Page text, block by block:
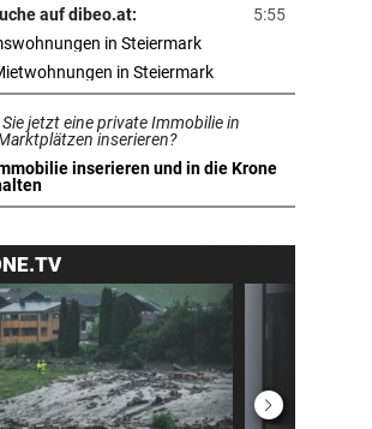
Opfer vermutet
WESTEUROPA vor einer Stunde
war es noch nie! Vier
seit Mai
vor einer Stunde
Nach „Maulkorb“ die Show
NACH PLEITE: vor einer Stunde
Österreich sollte sich
ÜBER GALL: vor einer Stunde
auf dibeo.at:
5:55
in Steiermarkin neuem Tab öffnen
in Steiermarkin neuem Tab öffnen
jetzt eine private Immobilie in
inserieren?
inserieren und in die Krone
öffnen